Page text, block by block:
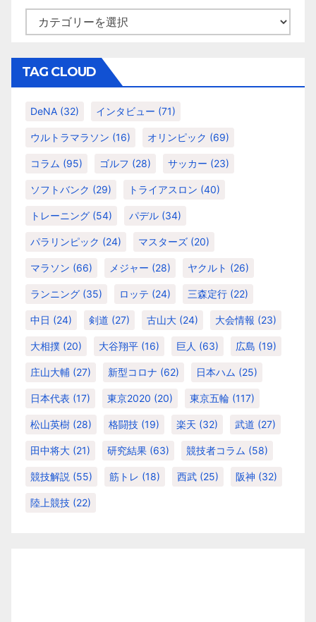
テ
リ
ー
TAG CLOUD
DeNA (32) インタビュー (71)
ウルトラマラソン (16) オリンピック (69)
コラム (95) ゴルフ (28) サッカー (23)
ソフトバンク (29) トライアスロン (40)
トレーニング (54) パデル (34)
パラリンピック (24) マスターズ (20)
マラソン (66) メジャー (28) ヤクルト (26)
ランニング (35) ロッテ (24) 三森定行 (22)
中日 (24) 剣道 (27) 古山大 (24) 大会情報 (23)
大相撲 (20) 大谷翔平 (16) 巨人 (63) 広島 (19)
庄山大輔 (27) 新型コロナ (62) 日本ハム (25)
日本代表 (17) 東京2020 (20) 東京五輪 (117)
松山英樹 (28) 格闘技 (19) 楽天 (32) 武道 (27)
田中将大 (21) 研究結果 (63) 競技者コラム (58)
競技解説 (55) 筋トレ (18) 西武 (25) 阪神 (32)
陸上競技 (22)